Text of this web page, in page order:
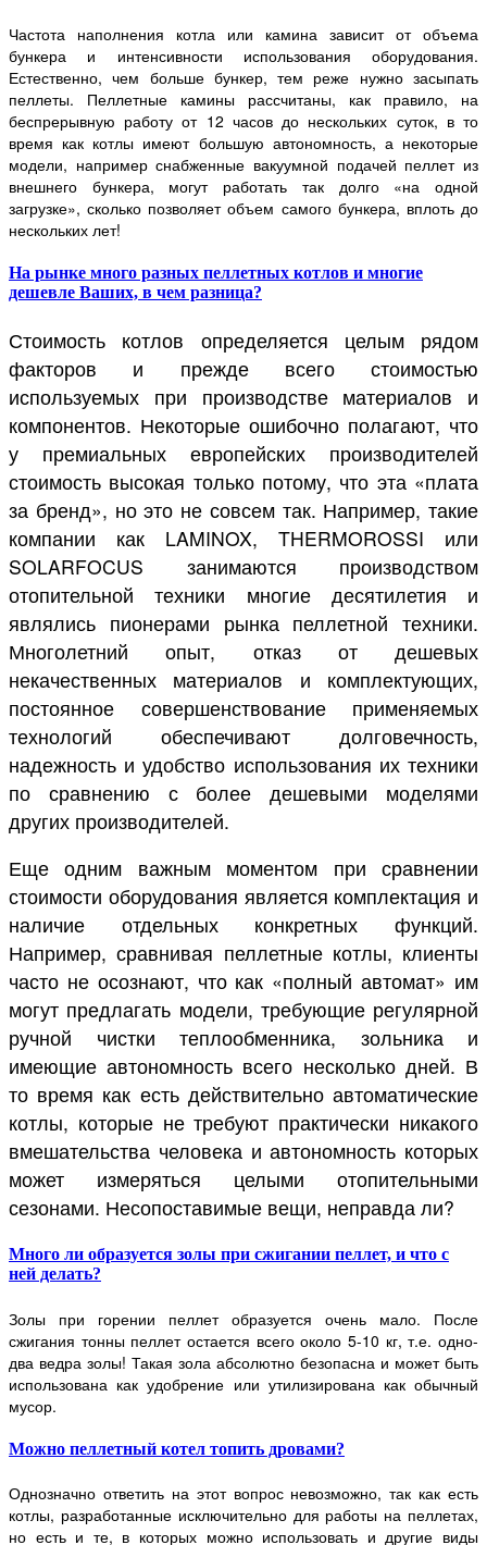
Частота наполнения котла или камина зависит от объема
бункера и интенсивности использования оборудования.
Естественно, чем больше бункер, тем реже нужно засыпать
пеллеты. Пеллетные камины рассчитаны, как правило, на
беспрерывную работу от 12 часов до нескольких суток, в то
время как котлы имеют большую автономность, а некоторые
модели, например снабженные вакуумной подачей пеллет из
внешнего бункера, могут работать так долго «на одной
загрузке», сколько позволяет объем самого бункера, вплоть до
нескольких лет!
На рынке много разных пеллетных котлов и многие
дешевле Ваших, в чем разница?
Стоимость котлов определяется целым рядом
факторов и прежде всего стоимостью
используемых при производстве материалов и
компонентов. Некоторые ошибочно полагают, что
у премиальных европейских производителей
стоимость высокая только потому, что эта «плата
за бренд», но это не совсем так. Например, такие
компании как LAMINOX, THERMOROSSI или
SOLARFOCUS занимаются производством
отопительной техники многие десятилетия и
являлись пионерами рынка пеллетной техники.
Многолетний опыт, отказ от дешевых
некачественных материалов и комплектующих,
постоянное совершенствование применяемых
технологий обеспечивают долговечность,
надежность и удобство использования их техники
по сравнению с более дешевыми моделями
других производителей.
Еще одним важным моментом при сравнении
стоимости оборудования является комплектация и
наличие отдельных конкретных функций.
Например, сравнивая пеллетные котлы, клиенты
часто не осознают, что как «полный автомат» им
могут предлагать модели, требующие регулярной
ручной чистки теплообменника, зольника и
имеющие автономность всего несколько дней. В
то время как есть действительно автоматические
котлы, которые не требуют практически никакого
вмешательства человека и автономность которых
может измеряться целыми отопительными
сезонами. Несопоставимые вещи, неправда ли?
Много ли образуется золы при сжигании пеллет, и что с
ней делать?
Золы при горении пеллет образуется очень мало. После
сжигания тонны пеллет остается всего около 5-10 кг, т.е. одно-
два ведра золы! Такая зола абсолютно безопасна и может быть
использована как удобрение или утилизирована как обычный
мусор.
Можно пеллетный котел топить дровами?
Однозначно ответить на этот вопрос невозможно, так как есть
котлы, разработанные исключительно для работы на пеллетах,
но есть и те, в которых можно использовать и другие виды